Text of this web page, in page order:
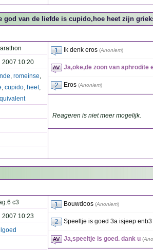
god van de liefde is cupido,hoe heet zijn
2007 10:20
, romeinse,
, cupido, heet,
Ik denk eros (Anoniem)
Ja,oke,de zoon van aphrodite
Eros (Anoniem)
Reageren is niet meer mogelijk.
c3
2007 10:23
Bouwdoos (Anoniem)
Speeltje is goed 3a isjeep enb3
Ja,speeltje is goed. dank u (